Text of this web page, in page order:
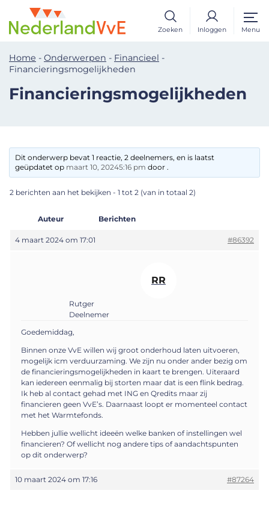
Zoeken Inloggen Menu
Home - Onderwerpen - Financieel -
Financieringsmogelijkheden
Financieringsmogelijkheden
Dit onderwerp bevat 1 reactie, 2 deelnemers, en is laatst
geüpdatet op maart 10, 20245:16 pm door .
2 berichten aan het bekijken - 1 tot 2 (van in totaal 2)
Auteur Berichten
4 maart 2024 om 17:01 #86392
RR
Rutger
Deelnemer
Goedemiddag,
Binnen onze VvE willen wij groot onderhoud laten uitvoeren,
mogelijk icm verduurzaming. We zijn nu onder ander bezig om
de financieringsmogelijkheden in kaart te brengen. Uiteraard
kan iedereen eenmalig bij storten maar dat is een flink bedrag.
Ik heb al contact gehad met ING en Qredits maar zij
financieren geen VvE’s. Daarnaast loopt er momenteel contact
met het Warmtefonds.
Hebben jullie wellicht ideeën welke banken of instellingen wel
financieren? Of wellicht nog andere tips of aandachtspunten
op dit onderwerp?
10 maart 2024 om 17:16 #87264